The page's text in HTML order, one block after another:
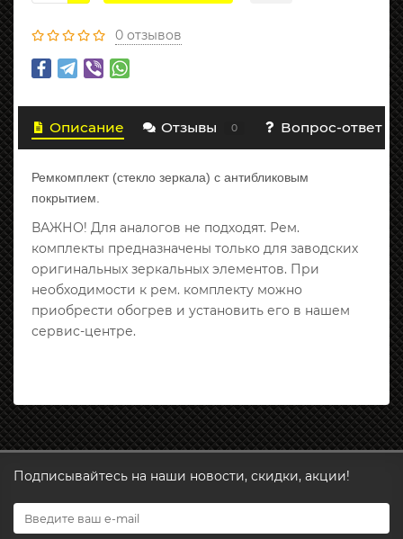
0 отзывов
Описание Отзывы 0 Вопрос-ответ 0
Ремкомплект (стекло зеркала) с антибликовым
покрытием.
ВАЖНО! Для аналогов не подходят. Рем.
комплекты предназначены только для заводских
оригинальных зеркальных элементов. При
необходимости к рем. комплекту можно
приобрести обогрев и установить его в нашем
сервис-центре.
Подписывайтесь на наши новости, скидки, акции!